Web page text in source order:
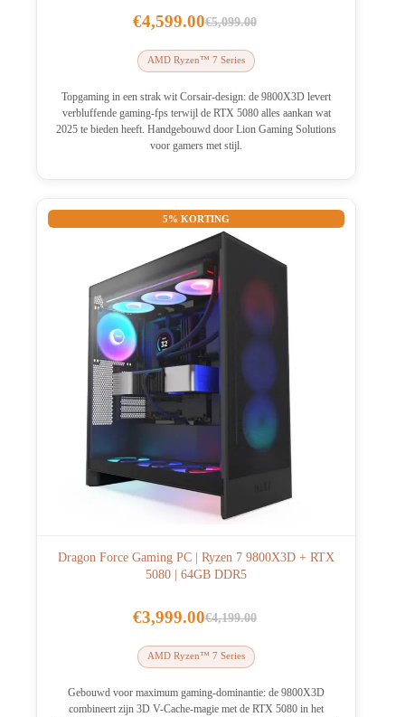
€5,099.00
Oorspronkelijke
prijs
was:
€5,099.00.
€4,599.00Huidige
prijs
is:
€4,599.00.
AMD Ryzen™ 7 Series
Topgaming in een strak wit Corsair-design: de 9800X3D levert
verbluffende gaming-fps terwijl de RTX 5080 alles aankan wat
2025 te bieden heeft. Handgebouwd door Lion Gaming Solutions
voor gamers met stijl.
5% KORTING
Dragon Force Gaming PC | Ryzen 7 9800X3D + RTX
5080 | 64GB DDR5
€4,199.00
Oorspronkelijke
prijs
was:
€4,199.00.
€3,999.00Huidige
prijs
is:
€3,999.00.
AMD Ryzen™ 7 Series
Gebouwd voor maximum gaming-dominantie: de 9800X3D
combineert zijn 3D V-Cache-magie met de RTX 5080 in het